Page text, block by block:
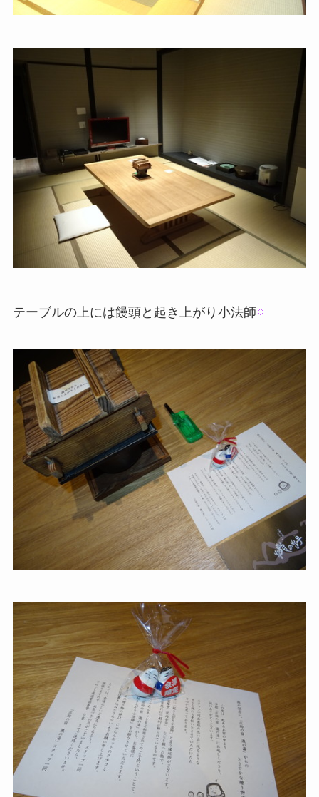
テーブルの上には饅頭と起き上がり小法師